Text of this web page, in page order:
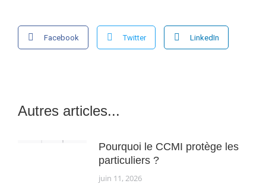
Facebook Twitter LinkedIn
Autres articles...
Pourquoi le CCMI protège les
particuliers ?
juin 11, 2026